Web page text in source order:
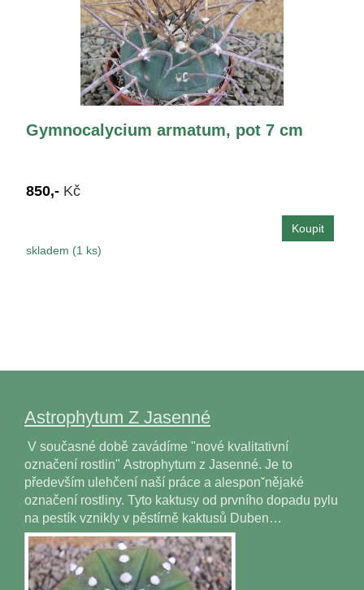
Gymnocalycium armatum, pot 7 cm
850,- Kč
skladem (1 ks)
Astrophytum Z Jasenné
V současné době zavádíme "nové kvalitativní
označení rostlin" Astrophytum z Jasenné. Je to
především ulehčení naší práce a alesponˇnějaké
označení rostliny. Tyto kaktusy od prvního dopadu pylu
na pestík vznikly v pěstírně kaktusů Duben…